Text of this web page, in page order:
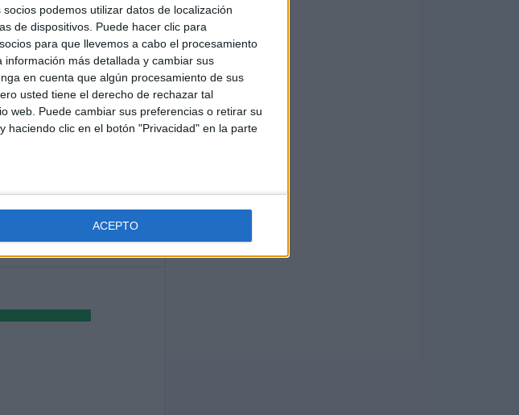
podemos utilizar datos de localización
de dispositivos. Puede hacer clic para
para que llevemos a cabo el procesamiento
más detallada y cambiar sus
en cuenta que algún procesamiento de sus
usted tiene el derecho de rechazar tal
web. Puede cambiar sus preferencias o retirar su
haciendo clic en el botón "Privacidad" en la parte
ACEPTO
ÚLTIMO PARTIDO
York RB II - New England
Revolution II
2/8/2026 MLS Next Pro